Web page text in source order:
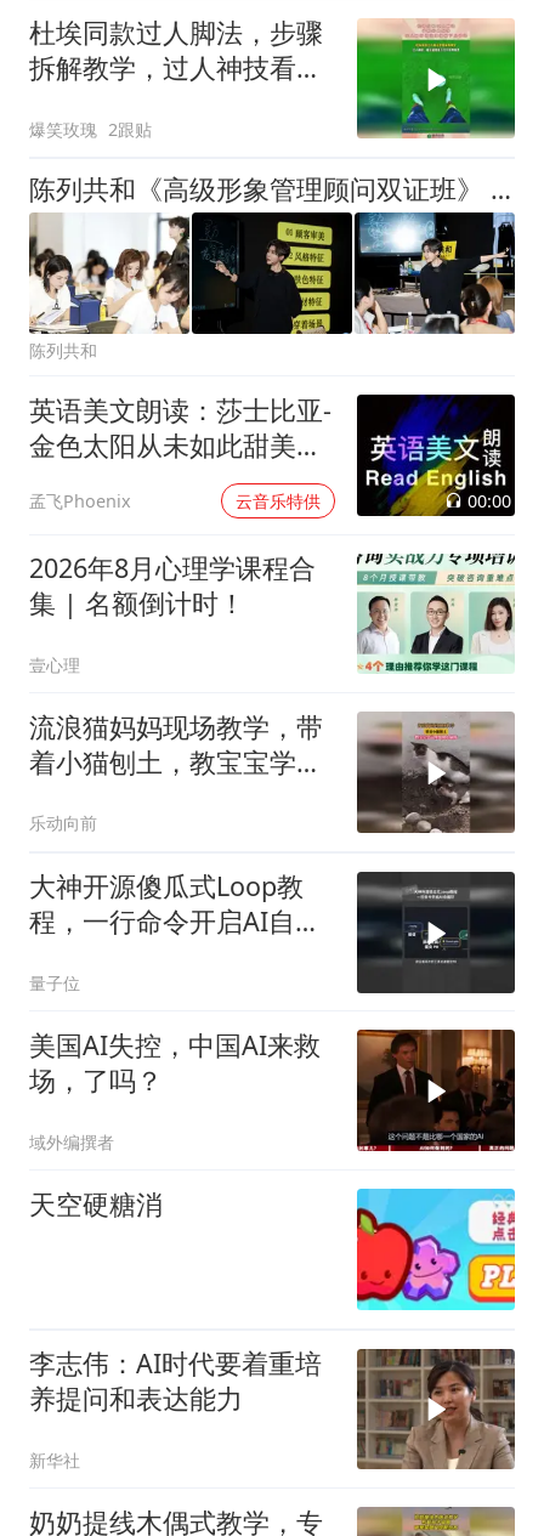
杜埃同款过人脚法，步骤
拆解教学，过人神技看完
爆笑玫瑰 2跟贴
陈列共和《高级形象管理顾问双证班》 课程介绍
陈列共和
英语美文朗读：莎士比亚-
金色太阳从未如此甜美吻
孟飞Phoenix 云音乐特供 00:00
2026年8月心理学课程合
集 | 名额倒计时！
壹心理
流浪猫妈妈现场教学，带
着小猫刨土，教宝宝学习
乐动向前
大神开源傻瓜式Loop教
程，一行命令开启AI自循
量子位
美国AI失控，中国AI来救
场，了吗？
域外编撰者
天空硬糖消
李志伟：AI时代要着重培
养提问和表达能力
新华社
奶奶提线木偶式教学，专